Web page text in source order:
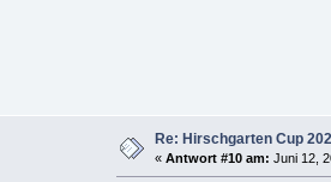
Re: Hirschgarten Cup
« Antwort #10 am: Juni 12,